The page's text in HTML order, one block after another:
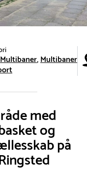
Multibaner Multibaner
med
og
på